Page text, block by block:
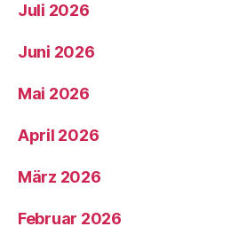
Juli 2026
Juni 2026
Mai 2026
April 2026
März 2026
Februar 2026